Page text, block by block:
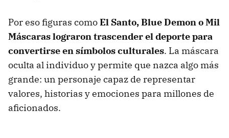
Por eso figuras comoEl Santo, Blue Demon o Mil
Máscaras lograron trascender el deporte para
convertirse en símbolos culturales. La máscara
oculta al individuo y permite que nazca algo más
grande: un personaje capaz de representar
valores, historias y emociones para millones de
aficionados.